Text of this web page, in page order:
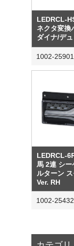
LEDRCL-
ネクタ変換
ダイナ/デュ
1002-
LEDRCL-
馬 2連 シー
ルターン
Ver. RH
1002-